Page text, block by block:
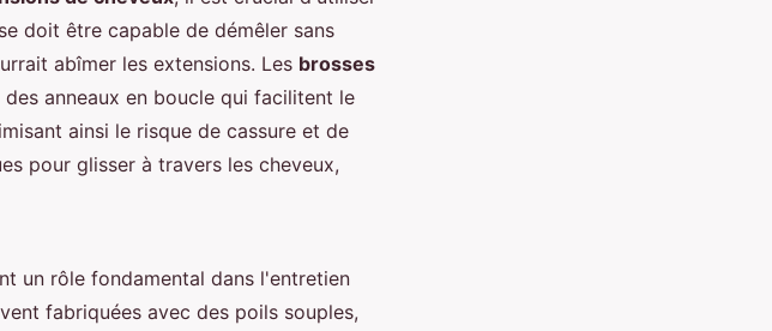
doit être capable de démêler sans
abîmer les extensions. Les brosses
anneaux en boucle qui facilitent le
ainsi le risque de cassure et de
pour glisser à travers les cheveux,
un rôle fondamental dans l'entretien
fabriquées avec des poils souples,